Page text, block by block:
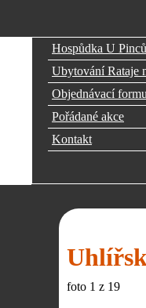
Hospůdka U Pinců
Ubytování Rataje
Objednávací
Pořádané akce
Kontakt
foto 1 z 19